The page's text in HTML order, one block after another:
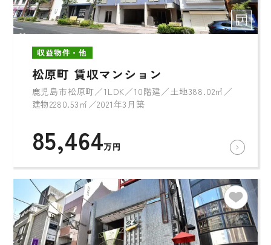
収益物件・他
松原町 賃収マンション
鹿児島市松原町／1LDK／10階建／土地388.02㎡／
建物2280.53㎡／2021年3月築
85,464万円